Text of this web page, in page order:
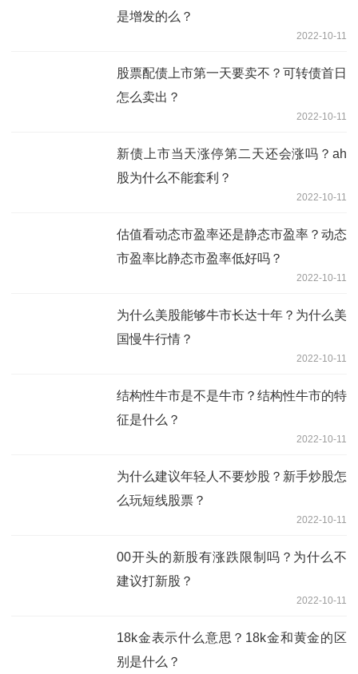
是增发的么？
2022-10-11
股票配债上市第一天要卖不？可转债首日
怎么卖出？
2022-10-11
新债上市当天涨停第二天还会涨吗？ah
股为什么不能套利？
2022-10-11
估值看动态市盈率还是静态市盈率？动态
市盈率比静态市盈率低好吗？
2022-10-11
为什么美股能够牛市长达十年？为什么美
国慢牛行情？
2022-10-11
结构性牛市是不是牛市？结构性牛市的特
征是什么？
2022-10-11
为什么建议年轻人不要炒股？新手炒股怎
么玩短线股票？
2022-10-11
00开头的新股有涨跌限制吗？为什么不
建议打新股？
2022-10-11
18k金表示什么意思？18k金和黄金的区
别是什么？